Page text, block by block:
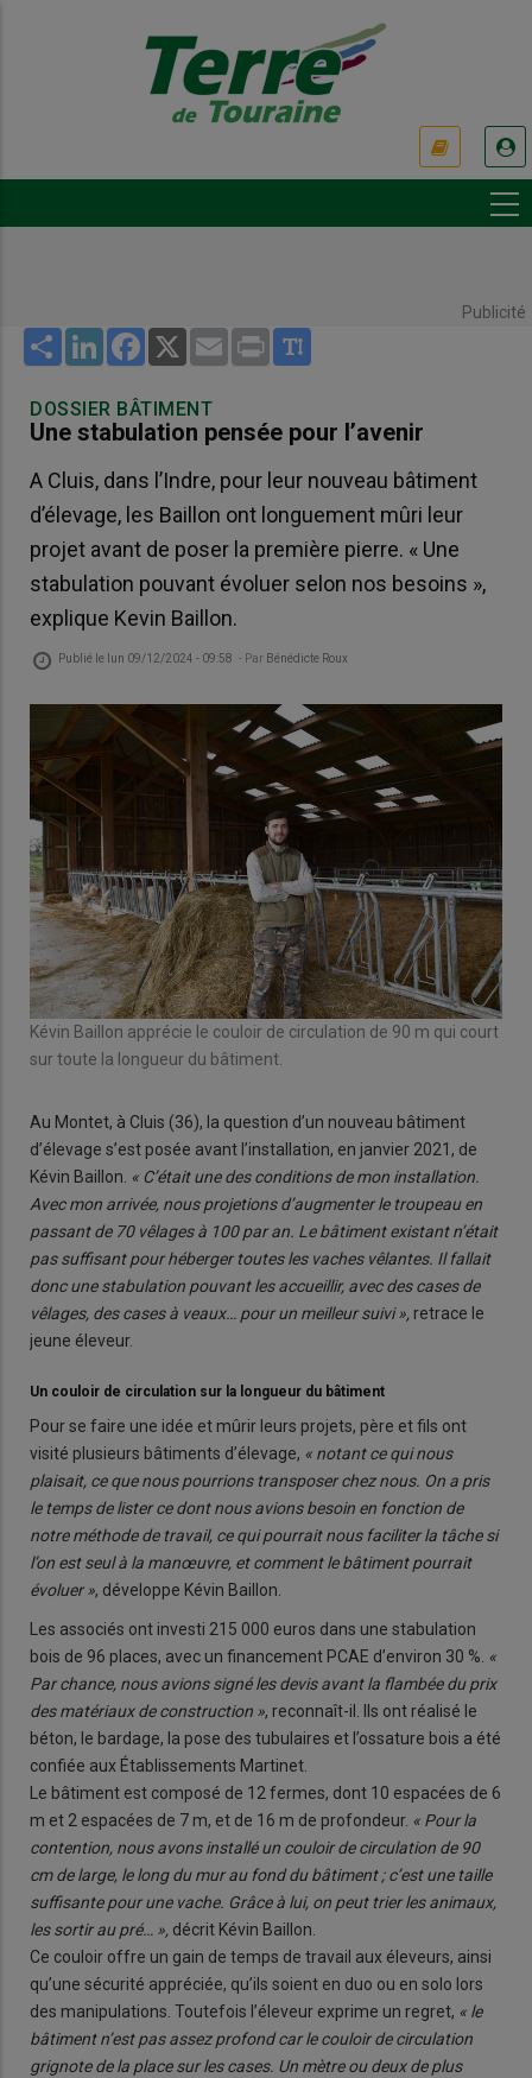
Publicité
Share LinkedInFacebook
X Email Print
DOSSIER BÂTIMENT
Une stabulation pensée pour l’avenir
A Cluis, dans l’Indre, pour leur nouveau bâtiment
d’élevage, les Baillon ont longuement mûri leur
projet avant de poser la première pierre. « Une
stabulation pouvant évoluer selon nos besoins »,
explique Kevin Baillon.
Publié le lun 09/12/2024 - 09:58 - Par Bénédicte Roux
Kévin Baillon apprécie le couloir de circulation de 90 m qui court
sur toute la longueur du bâtiment.
Au Montet, à Cluis (36), la question d’un nouveau bâtiment
d’élevage s’est posée avant l’installation, en janvier 2021, de
Kévin Baillon. « C’était une des conditions de mon installation.
Avec mon arrivée, nous projetions d’augmenter le troupeau en
passant de 70 vêlages à 100 par an. Le bâtiment existant n’était
pas suffisant pour héberger toutes les vaches vêlantes. Il fallait
donc une stabulation pouvant les accueillir, avec des cases de
vêlages, des cases à veaux… pour un meilleur suivi », retrace le
jeune éleveur.
Un couloir de circulation sur la longueur du bâtiment
Pour se faire une idée et mûrir leurs projets, père et fils ont
visité plusieurs bâtiments d’élevage, « notant ce qui nous
plaisait, ce que nous pourrions transposer chez nous. On a pris
le temps de lister ce dont nous avions besoin en fonction de
notre méthode de travail, ce qui pourrait nous faciliter la tâche si
l’on est seul à la manœuvre, et comment le bâtiment pourrait
évoluer », développe Kévin Baillon.
Les associés ont investi 215 000 euros dans une stabulation
bois de 96 places, avec un financement PCAE d’environ 30 %. «
Par chance, nous avions signé les devis avant la flambée du prix
des matériaux de construction », reconnaît-il. Ils ont réalisé le
béton, le bardage, la pose des tubulaires et l’ossature bois a été
confiée aux Établissements Martinet.
Le bâtiment est composé de 12 fermes, dont 10 espacées de 6
m et 2 espacées de 7 m, et de 16 m de profondeur. « Pour la
contention, nous avons installé un couloir de circulation de 90
cm de large, le long du mur au fond du bâtiment ; c’est une taille
suffisante pour une vache. Grâce à lui, on peut trier les animaux,
les sortir au pré… », décrit Kévin Baillon.
Ce couloir offre un gain de temps de travail aux éleveurs, ainsi
qu’une sécurité appréciée, qu’ils soient en duo ou en solo lors
des manipulations. Toutefois l’éleveur exprime un regret, « le
bâtiment n’est pas assez profond car le couloir de circulation
grignote de la place sur les cases. Un mètre ou deux de plus